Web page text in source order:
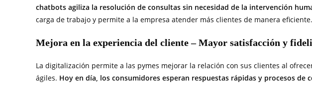
chatbots agiliza la resolución de consultas sin necesidad de la intervención
carga de trabajo y permite a la empresa atender más clientes de manera eficiente.
Mejora en la experiencia del cliente – Mayor satisfacción y
La digitalización permite a las pymes mejorar la relación con sus clientes al
ágiles. Hoy en día, los consumidores esperan respuestas rápidas y procesos de